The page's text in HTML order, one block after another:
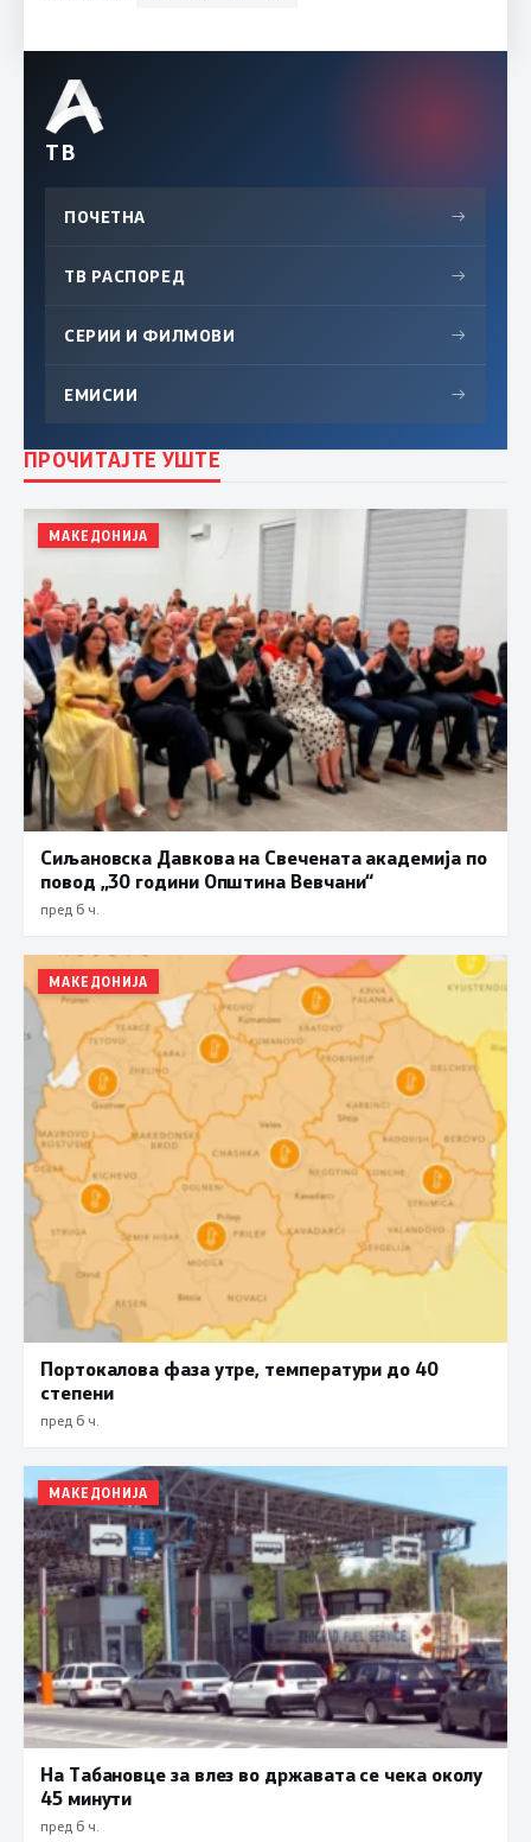
ТВ
ПОЧЕТНА →
ТВ РАСПОРЕД →
СЕРИИ И ФИЛМОВИ →
ЕМИСИИ →
ПРОЧИТАЈТЕ УШТЕ
МАКЕДОНИЈА
Сиљановска Давкова на Свечената академија по
повод „30 години Општина Вевчани“
пред 6 ч.
МАКЕДОНИЈА
Портокалова фаза утре, температури до 40
степени
пред 6 ч.
МАКЕДОНИЈА
На Табановце за влез во државата се чека околу
45 минути
пред 6 ч.